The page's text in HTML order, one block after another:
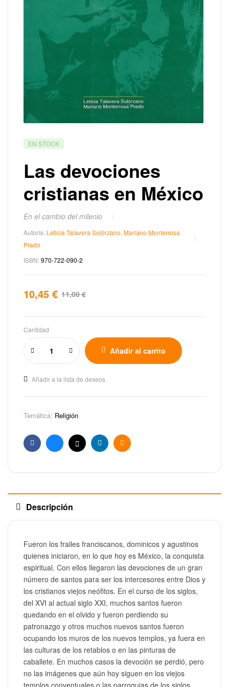
EN STOCK
Las devociones
cristianas en México
En el cambio del milenio
Autoría: Leticia Talavera Solórzano Mariano Monterrosa
Prado
ISBN:970-722-090-2
11,00€
10,45 €
Cantidad
Añadir al carrito
Añadir a la lista de deseos
Temática: Religión
FacebookBlueskyX LinkedinEmail
Descripción
Fueron los frailes franciscanos, dominicos y agustinos
quienes iniciaron, en lo que hoy es México, la conquista
espiritual. Con ellos llegaron las devociones de un gran
número de santos para ser los intercesores entre Dios y
los cristianos viejos neófitos. En el curso de los siglos,
del XVI al actual siglo XXI, muchos santos fueron
quedando en el olvido y fueron perdiendo su
patronazgo y otros muchos nuevos santos fueron
ocupando los muros de los nuevos templos, ya fuera en
las culturas de los retablos o en las pinturas de
caballete. En muchos casos la devoción se perdió, pero
no las imágenes que aún hoy siguen en los viejos
templos conventuales o las parroquias de los siglos